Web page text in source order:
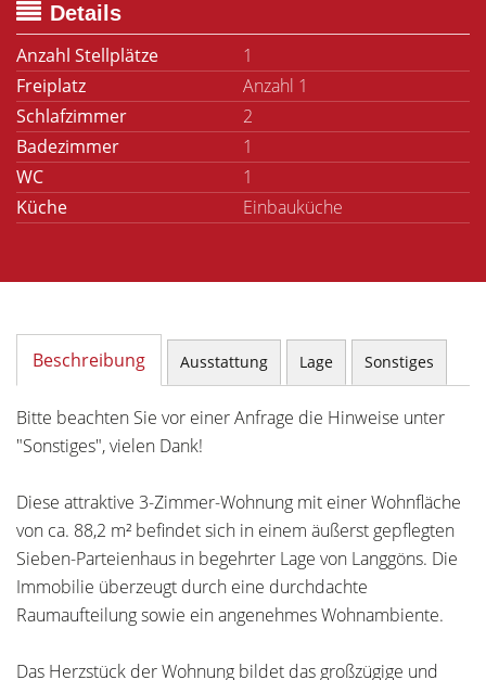
Details
Anzahl Stellplätze
1
Freiplatz
Anzahl 1
Schlafzimmer
2
Badezimmer
1
WC
1
Küche
Einbauküche
Beschreibung Ausstattung Lage Sonstiges
Bitte beachten Sie vor einer Anfrage die Hinweise unter
"Sonstiges", vielen Dank!
Diese attraktive 3-Zimmer-Wohnung mit einer Wohnfläche
von ca. 88,2 m² befindet sich in einem äußerst gepflegten
Sieben-Parteienhaus in begehrter Lage von Langgöns. Die
Immobilie überzeugt durch eine durchdachte
Raumaufteilung sowie ein angenehmes Wohnambiente.
Das Herzstück der Wohnung bildet das großzügige und